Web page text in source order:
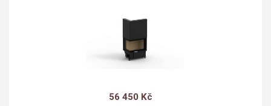
56 450 Kč